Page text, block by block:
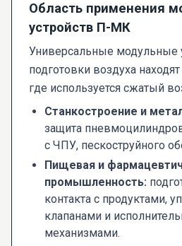
Область применения
устройств П-МК
Универсальные модульные
подготовки воздуха
где используется сжатый
Станкостроение и
защита
с ЧПУ, пескоструйного
Пищевая и
промышленность:
контакта с продуктами,
клапанами и
механизмами.